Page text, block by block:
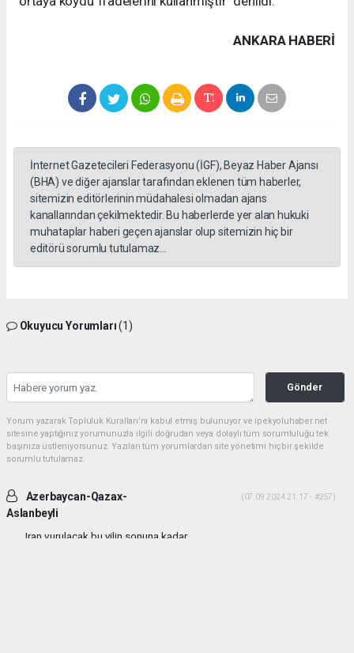
ANKARA HABERİ
İnternet Gazetecileri Federasyonu (İGF), Beyaz Haber Ajansı
(BHA) ve diğer ajanslar tarafından eklenen tüm haberler,
sitemizin editörlerinin müdahalesi olmadan ajans
kanallarından çekilmektedir. Bu haberlerde yer alan hukuki
muhataplar haberi geçen ajanslar olup sitemizin hiç bir
editörü sorumlu tutulamaz...
Okuyucu Yorumları(1)
Gönder
Yorum yazarak Topluluk Kuralları’nı kabul etmiş bulunuyor ve ipekyoluhaber.net
sitesine yaptığınız yorumunuzla ilgili doğrudan veya dolaylı tüm sorumluluğu tek
başınıza üstleniyorsunuz. Yazılan tüm yorumlardan site yönetimi hiçbir şekilde
sorumlu tutulamaz.
Azerbaycan-Qazax-
Aslanbeyli
(07.09.2024 21:17 - #257)
Iran vurulacak bu yilin sonuna kadar...